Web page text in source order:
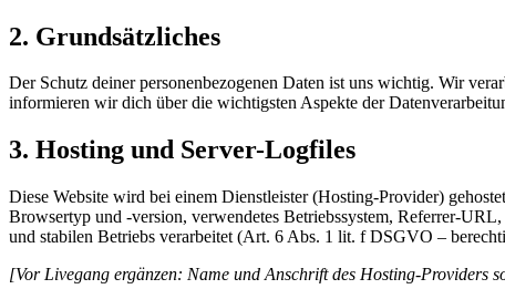
2. Grundsätzliches
Der Schutz deiner personenbezogenen Daten ist uns wichtig. Wir
informieren wir dich über die wichtigsten Aspekte der
3. Hosting und Server-Logfiles
Diese Website wird bei einem Dienstleister (Hosting-Provider)
Browsertyp und -version, verwendetes Betriebssystem, Referrer-
und stabilen Betriebs verarbeitet (Art. 6 Abs. 1 lit. f DSGVO –
[Vor Livegang ergänzen: Name und Anschrift des Hosting-Providers